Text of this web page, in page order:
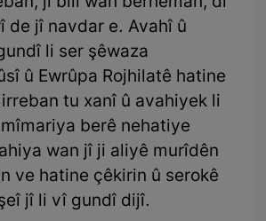
de jî navdar e. Avahî û
li ser şêwaza
û Ewrûpa Rojhilatê hatine
tu xanî û avahiyek li
berê nehatiye
wan jî ji aliyê murîdên
ve hatine çêkirin û serokê
jî li vî gundî dijî.